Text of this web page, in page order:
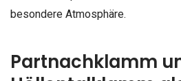
besondere Atmosphäre.
Partnachklamm